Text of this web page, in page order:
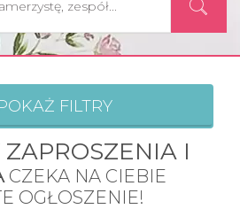
FILTRY
I
CZEKA NA CIEBIE
OGŁOSZENIE!